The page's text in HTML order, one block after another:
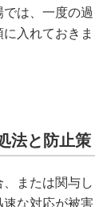
は、一度の過
入れておきま
法と防止策
または関与し
速な対応が被害